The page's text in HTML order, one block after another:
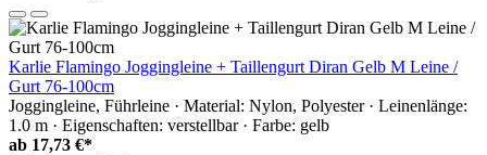
Karlie Flamingo Joggingleine + Taillengurt Diran Gelb M Leine /
Gurt 76-100cm
Joggingleine, Führleine · Material: Nylon, Polyester · Leinenlänge:
1.0 m · Eigenschaften: verstellbar · Farbe: gelb
ab 17,73 €*